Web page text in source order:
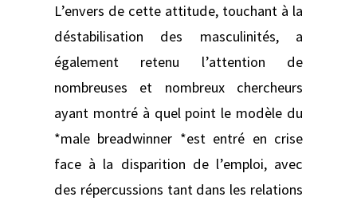
L’envers de cette attitude, touchant à la
déstabilisation des masculinités, a
également retenu l’attention de
nombreuses et nombreux chercheurs
ayant montré à quel point le modèle du
*male breadwinner *est entré en crise
face à la disparition de l’emploi, avec
des répercussions tant dans les relations